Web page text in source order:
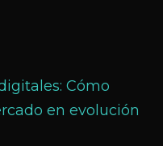
Cómo
en evolución